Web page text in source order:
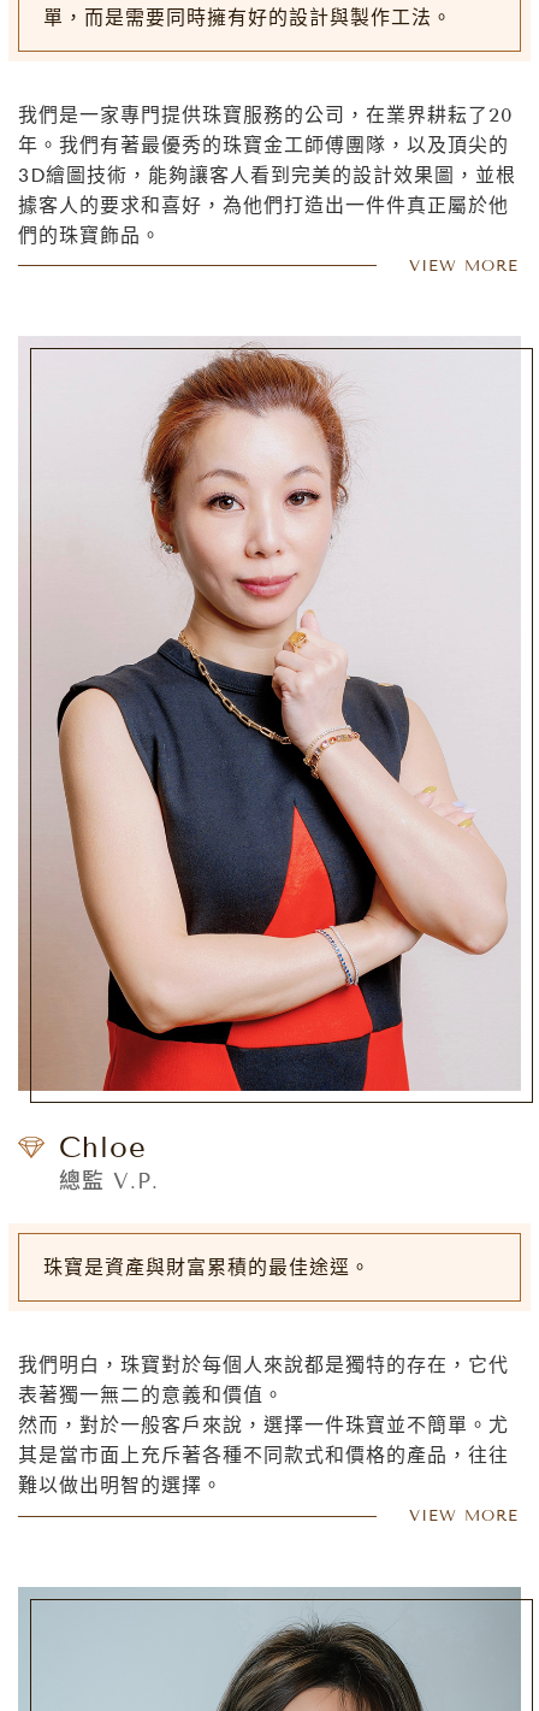
單，而是需要同時擁有好的設計與製作工法。
VIEW MORE
我們是一家專門提供珠寶服務的公司，在業界耕耘了20
年。我們有著最優秀的珠寶金工師傅團隊，以及頂尖的
3D繪圖技術，能夠讓客人看到完美的設計效果圖，並根
據客人的要求和喜好，為他們打造出一件件真正屬於他
們的珠寶飾品。
我在國外創業時期就對珠寶產生了濃厚的興趣，並在學
之路。
這是一個非常嚴格的過程。首先，我們會從全球各地挑
選最好的珠寶裸石，這些裸石必須符合我們嚴格的標
準，包括顏色、純度、切割和大小等。然後我們會進行
更進一步的挑選和篩選，確保每一顆裸石都是最完美
我們熟悉顯微鏡鑲嵌工藝，有千萬次閱覽鑲嵌經驗。具
有現場電腦3D繪圖能力，更精準地還原客人心目中的飾
品。在現場更擁有最快速的維修服務，精通設計鑲嵌、
雷射焊接、電鍍拋光，快速解決客人各種疑難雜症。
我們為客戶提供最好的服務和產品，同時也會繼續專注
於技術研究和發展，讓我們的珠寶飾品更加精湛和獨
特。我們希望能夠繼續擴大我們的市場份額，讓更多的
人能夠欣賞到我們的產品和服務。
Chloe
總監 V.P.
珠寶是資產與財富累積的最佳途逕。
VIEW MORE
我們明白，珠寶對於每個人來說都是獨特的存在，它代
表著獨一無二的意義和價值。
然而，對於一般客戶來說，選擇一件珠寶並不簡單。尤
其是當市面上充斥著各種不同款式和價格的產品，往往
難以做出明智的選擇。
因此，我們希望成為一個能夠為消費者們提供專業、貼
的不同需求，並根據其喜好、風格、用途等因素為他們
量身打造出最適合的珠寶產品。
這也是我們品牌的核心價值所在。我們不僅僅是在為客
戶打造珠寶，更是在為他們打造一段特別的回憶和情